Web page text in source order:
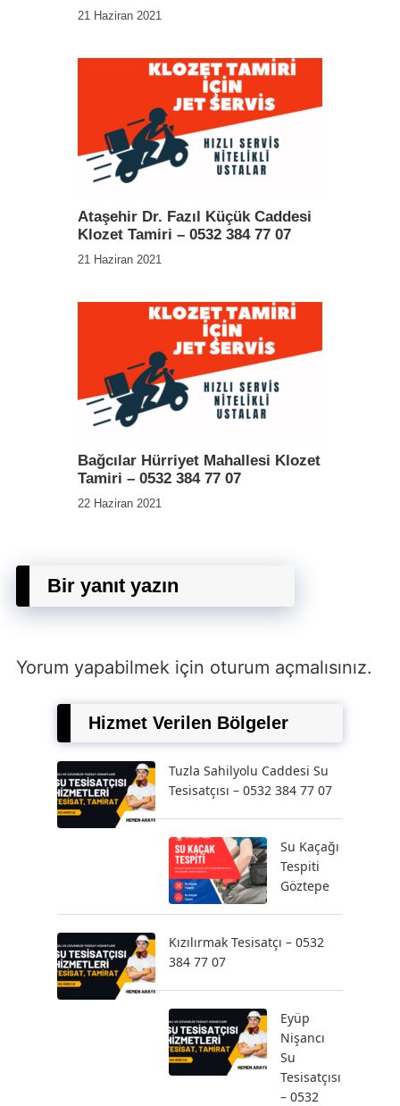
21 Haziran 2021
Ataşehir Dr. Fazıl Küçük Caddesi
Klozet Tamiri – 0532 384 77 07
21 Haziran 2021
Bağcılar Hürriyet Mahallesi Klozet
Tamiri – 0532 384 77 07
22 Haziran 2021
Bir yanıt yazın
Yorum yapabilmek için oturum açmalısınız.
Hizmet Verilen Bölgeler
Tuzla Sahilyolu Caddesi Su
Tesisatçısı – 0532 384 77 07
Su Kaçağı
Tespiti
Göztepe
Kızılırmak Tesisatçı – 0532
384 77 07
Eyüp
Nişancı
Su
Tesisatçısı
– 0532